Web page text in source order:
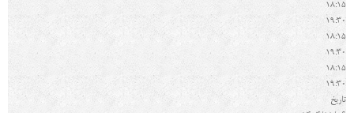
18:15
19:30
18:15
19:30
18:15
19:30
تاريخ